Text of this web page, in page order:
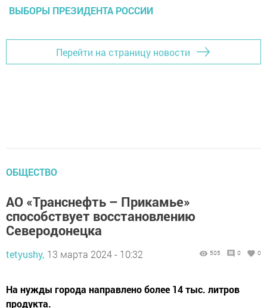
ВЫБОРЫ ПРЕЗИДЕНТА РОССИИ
Перейти на страницу новости
ОБЩЕСТВО
АО «Транснефть – Прикамье»
способствует восстановлению
Северодонецка
tetyushy, 13 марта 2024 - 10:32 505 0 0
На нужды города направлено более 14 тыс. литров
продукта.